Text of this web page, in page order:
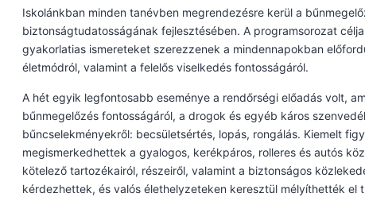
Iskolánkban minden tanévben megrendezésre kerül a
biztonságtudatosságának fejlesztésében. A programsorozat
gyakorlatias ismereteket szerezzenek a mindennapokban
életmódról, valamint a felelős viselkedés fontosságáról.
A hét egyik legfontosabb eseménye a rendőrségi előadás volt,
bűnmegelőzés fontosságáról, a drogok és egyéb káros
bűncselekményekről: becsületsértés, lopás, rongálás. Kiemelt
megismerkedhettek a gyalogos, kerékpáros, rolleres és autós
kötelező tartozékairól, részeiről, valamint a biztonságos
kérdezhettek, és valós élethelyzeteken keresztül mélyíthették el